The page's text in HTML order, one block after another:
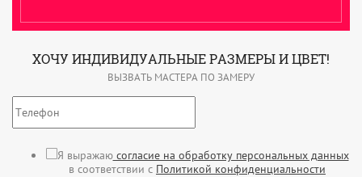
ХОЧУ ИНДИВИДУАЛЬНЫЕ РАЗМЕРЫ И ЦВЕТ!
ВЫЗВАТЬ МАСТЕРА ПО ЗАМЕРУ
Я выражаюсогласие на обработку персональных данных
в соответствии с Политикой конфиденциальности